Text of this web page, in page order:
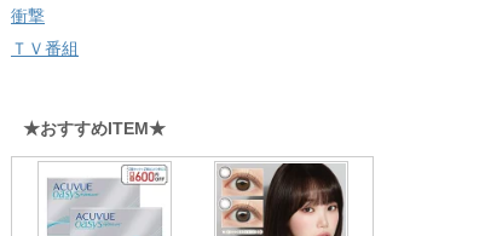
衝撃
ＴＶ番組
★おすすめITEM★